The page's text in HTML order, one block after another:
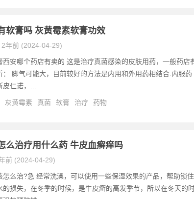
软膏吗 灰黄霉素软膏功效
2年前 (2024-04-29)
西安哪个药店有卖的 这是治疗真菌感染的皮肤用药，一般药店
： 脚气可能大，目前较好的方法是内用和外用药相结合.内服药
仁诺，...
灰黄霉素 真菌 软膏 治疗 药物
么治疗用什么药 牛皮血癣痒吗
前 (2024-04-29)
怎么治?急 经常洗澡，可以使用一些保湿效果的产品，帮助锁住
的损失，在冬季的时候，是牛皮癣的高发季节，所以在冬天的